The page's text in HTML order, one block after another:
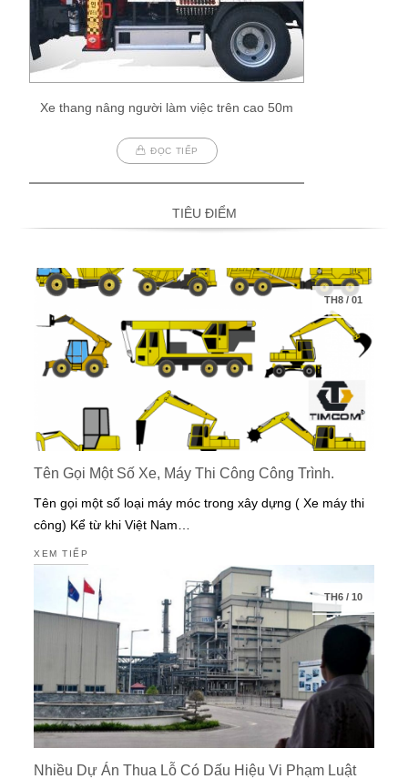
Xe thang nâng người làm việc trên cao 50m
ĐỌC TIẾP
TIÊU ĐIỂM
TH8/01
Tên Gọi Một Số Xe, Máy Thi Công Công Trình.
Tên gọi một số loại máy móc trong xây dựng ( Xe máy thi
công) Kể từ khi Việt Nam…
XEM TIẾP
TH6/ 10
Nhiều Dự Án Thua Lỗ Có Dấu Hiệu Vi Phạm Luật